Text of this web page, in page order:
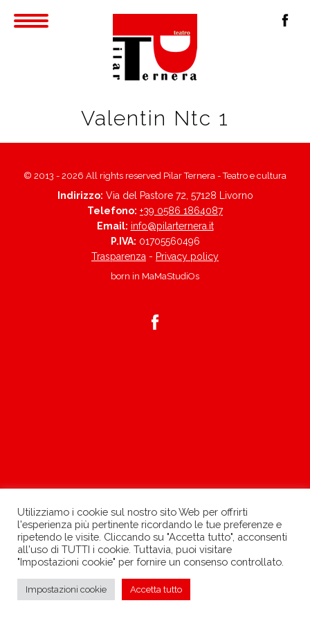
Valentin Ntc 1
»
© 2013 - 2026 All rights reserved Pilar Ternera - Teatro e cultura
Indirizzo: Via del Pastore 72, 57128 Livorno
Telefono: +39 0586 1864087
Email: info@pilarternera.it
P.IVA: 01705560496
Trasparenza - Privacy policy
born in MaMaStudiOs
Utilizziamo i cookie sul nostro sito Web per offrirti
l'esperienza più pertinente ricordando le tue preferenze e
ripetendo le visite. Cliccando su "Accetta tutto", acconsenti
all'uso di TUTTI i cookie. Tuttavia, puoi visitare
"Impostazioni cookie" per fornire un consenso controllato.
Impostazioni cookie Accetta tutto